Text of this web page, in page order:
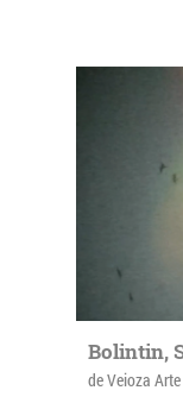
Bolintin,
de Veioza Arte